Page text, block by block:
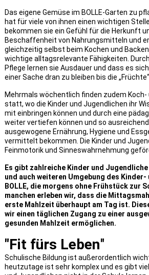
Das eigene Gemüse im BOLLE-Garten zu
hat für viele von ihnen einen wichtigen
bekommen sie ein Gefühl für die Herkunft
Beschaffenheit von Nahrungsmitteln und
gleichzeitig selbst beim Kochen und
wichtige alltagsrelevante Fähigkeiten.
Pflege lernen sie Ausdauer und dass es
einer Sache dran zu bleiben bis die
Mehrmals wöchentlich finden zudem Koch-
statt, wo die Kinder und Jugendlichen ihr
mit einbringen können und durch eine
weiter vertiefen können und so
ausgewogene Ernährung, Hygiene und
vermittelt bekommen. Die Kinder und
Feinmotorik und Sinneswahrnehmung
Es gibt zahlreiche Kinder und
und auch weiteren Umgebung des
BOLLE, die morgens ohne Frühstück zur
manchen erleben wir, dass die
erste Mahlzeit überhaupt am Tag ist.
wir einen täglichen Zugang zu einer
gesunden Mahlzeit ermöglichen.
"Fit fürs Leben"
Schulische Bildung ist außerordentlich
heutzutage ist sehr komplex und es gibt